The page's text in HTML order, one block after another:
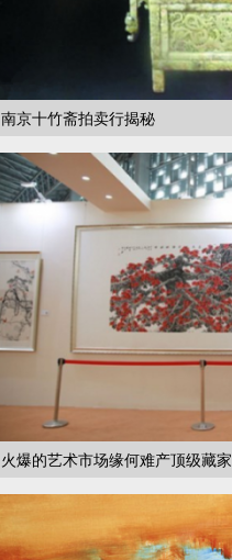
南京十竹斋拍卖行揭秘
火爆的艺术市场缘何难产顶级藏家